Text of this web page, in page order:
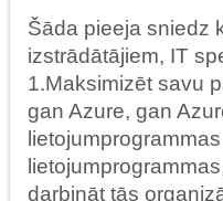
Šāda pieeja sniedz
izstrādātājiem, IT
1.Maksimizēt savu
gan Azure, gan
darbināt tās